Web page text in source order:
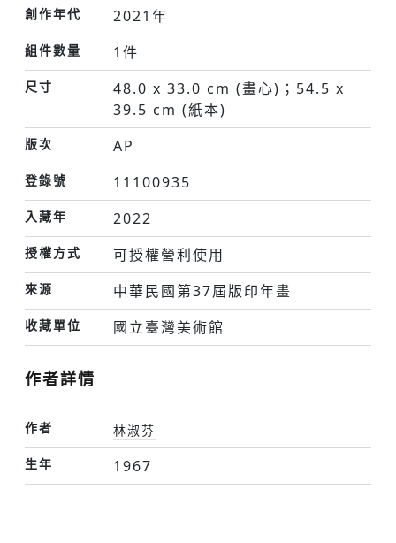
創作年代 2021年
組件數量 1件
尺寸
48.0 x 33.0 cm (畫心)；54.5 x
39.5 cm (紙本)
版次 AP
登錄號 11100935
入藏年 2022
授權方式 可授權營利使用
來源 中華民國第37屆版印年畫
收藏單位 國立臺灣美術館
作者詳情
作者
林淑芬
生年
1967